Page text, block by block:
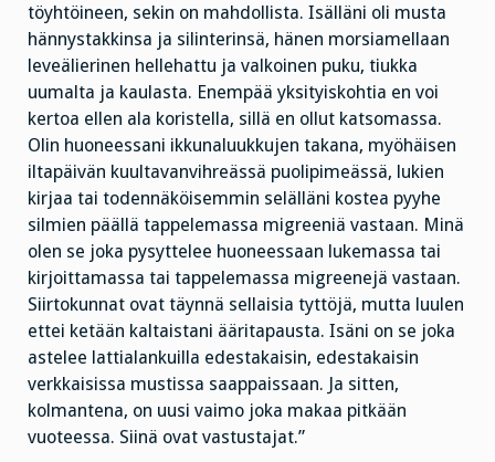
töyhtöineen, sekin on mahdollista. Isälläni oli musta
hännystakkinsa ja silinterinsä, hänen morsiamellaan
leveälierinen hellehattu ja valkoinen puku, tiukka
uumalta ja kaulasta. Enempää yksityiskohtia en voi
kertoa ellen ala koristella, sillä en ollut katsomassa.
Olin huoneessani ikkunaluukkujen takana, myöhäisen
iltapäivän kuultavanvihreässä puolipimeässä, lukien
kirjaa tai todennäköisemmin selälläni kostea pyyhe
silmien päällä tappelemassa migreeniä vastaan. Minä
olen se joka pysyttelee huoneessaan lukemassa tai
kirjoittamassa tai tappelemassa migreenejä vastaan.
Siirtokunnat ovat täynnä sellaisia tyttöjä, mutta luulen
ettei ketään kaltaistani ääritapausta. Isäni on se joka
astelee lattialankuilla edestakaisin, edestakaisin
verkkaisissa mustissa saappaissaan. Ja sitten,
kolmantena, on uusi vaimo joka makaa pitkään
vuoteessa. Siinä ovat vastustajat.”